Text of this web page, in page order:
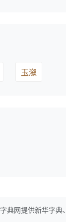
玉溆
字典网提供新华字典